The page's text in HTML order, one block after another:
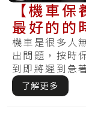
【機車
最好的的
機車是很多人
出問題，按時
到即將遲到急
法驅.....
了解更多